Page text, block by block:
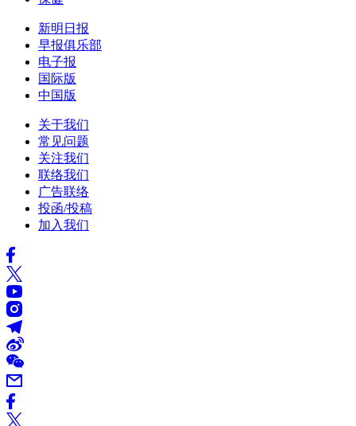
新明日报
早报俱乐部
电子报
国际版
中国版
关于我们
常见问题
关注我们
联络我们
广告联络
投函/投稿
加入我们